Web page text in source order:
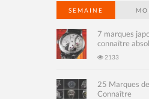
SEMAINE
7 marques
connaître
2133
25 Marques
Connaître